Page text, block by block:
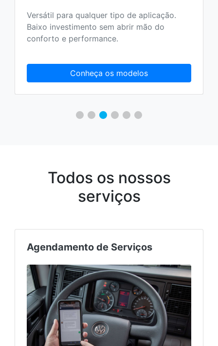
Versátil para qualquer tipo de aplicação.
Baixo investimento sem abrir mão do
conforto e performance.
Conheça os modelos
Todos os nossos
serviços
Peças e Acessórios